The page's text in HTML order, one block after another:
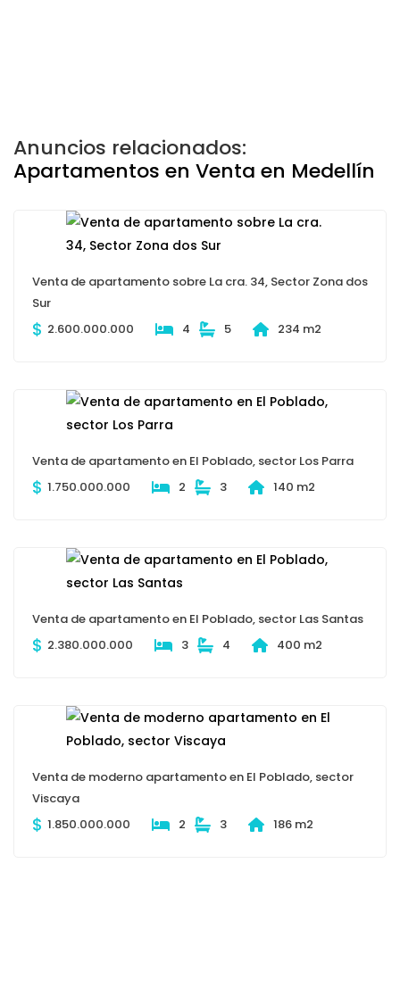
Anuncios relacionados:
Apartamentos en Venta en Medellín
Venta de apartamento sobre La cra. 34, Sector Zona dos
Sur
$ 2.600.000.000 4 5 234 m2
Venta de apartamento en El Poblado, sector Los Parra
$ 1.750.000.000 2 3 140 m2
Venta de apartamento en El Poblado, sector Las Santas
$ 2.380.000.000 3 4 400 m2
Venta de moderno apartamento en El Poblado, sector
Viscaya
$ 1.850.000.000 2 3 186 m2